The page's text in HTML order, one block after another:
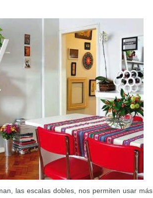
las escalas dobles, nos permiten usar más